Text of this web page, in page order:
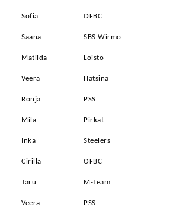
Sofia OFBC
Saana SBS Wirmo
Matilda Loisto
Veera Hatsina
Ronja PSS
Mila Pirkat
Inka Steelers
Cirilla OFBC
Taru M-Team
Veera PSS